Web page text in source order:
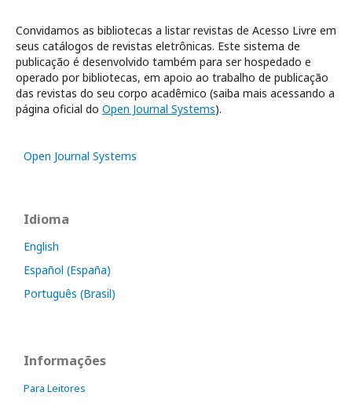
Convidamos as bibliotecas a listar revistas de Acesso Livre em
seus catálogos de revistas eletrônicas. Este sistema de
publicação é desenvolvido também para ser hospedado e
operado por bibliotecas, em apoio ao trabalho de publicação
das revistas do seu corpo acadêmico (saiba mais acessando a
página oficial do Open Journal Systems).
Open Journal Systems
Idioma
English
Español (España)
Português (Brasil)
Informações
Para Leitores